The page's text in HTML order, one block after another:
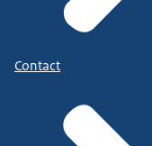
Contact